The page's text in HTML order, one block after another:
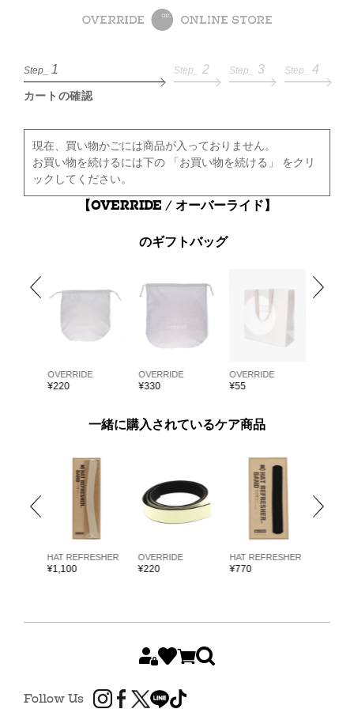
Step_ 1
カートの確認
Step_ 2 Step_ 3 Step_ 4
現在、買い物かごには商品が入っておりません。
お買い物を続けるには下の 「お買い物を続ける」 をクリ
ックしてください。
【OVERRIDE / オーバーライド】
のギフトバッグ
OVERRIDE
¥220
OVERRIDE
¥330
OVERRIDE
¥55
一緒に購入されているケア商品
HAT REFRESHER
¥1,100
OVERRIDE
¥220
HAT REFRESHER
¥770
Follow Us